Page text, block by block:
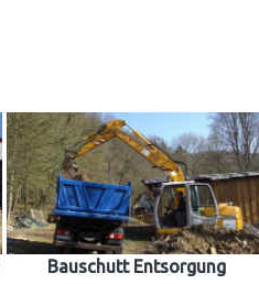
Bauschutt Entsorgung